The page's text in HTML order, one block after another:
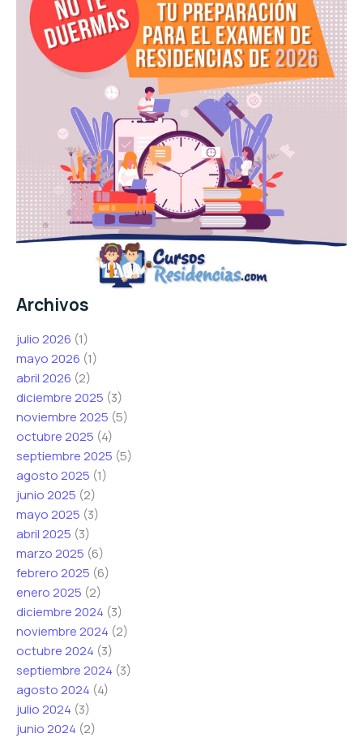
Archivos
julio 2026 (1)
mayo 2026 (1)
abril 2026 (2)
diciembre 2025 (3)
noviembre 2025 (5)
octubre 2025 (4)
septiembre 2025 (5)
agosto 2025 (1)
junio 2025 (2)
mayo 2025 (3)
abril 2025 (3)
marzo 2025 (6)
febrero 2025 (6)
enero 2025 (2)
diciembre 2024 (3)
noviembre 2024 (2)
octubre 2024 (3)
septiembre 2024 (3)
agosto 2024 (4)
julio 2024 (3)
junio 2024 (2)